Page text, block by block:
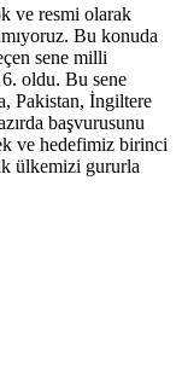
ve resmi olarak
Bu konuda
sene milli
6. oldu. Bu sene
Pakistan, İngiltere
başvurusunu
ve hedefimiz birinci
ülkemizi gururla